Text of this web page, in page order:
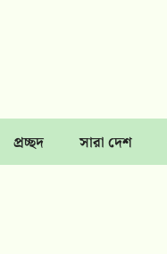
প্রচ্ছদ সারা দেশ